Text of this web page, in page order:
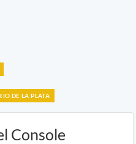
DE LA PLATA
Console